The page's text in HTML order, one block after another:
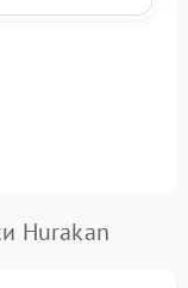
Hurakan